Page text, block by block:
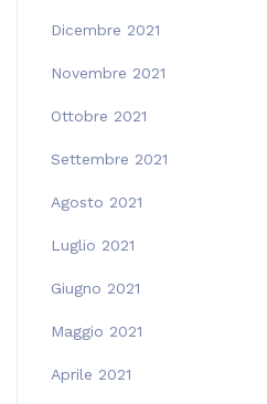
Dicembre 2021
Novembre 2021
Ottobre 2021
Settembre 2021
Agosto 2021
Luglio 2021
Giugno 2021
Maggio 2021
Aprile 2021